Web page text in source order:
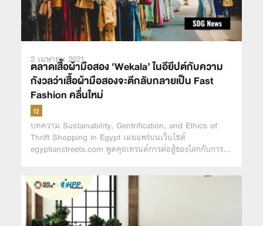
2 เมษายน 2021
ตลาดเสื้อผ้ามือสอง ‘Wekala’ ในอียีปต์กับความ
กังวลว่าเสื้อผ้ามือสองจะตีกลับกลายเป็น Fast
Fashion คลื่นใหม่
บทความ Sustainability, Gentrification, and Ethics of
Thrift Shopping in Egypt เผยแพร่บนเว็บไซต์
egyptianstreets.com พูดคุยเทรนด์การต่อสู้ของโลกกับการ…